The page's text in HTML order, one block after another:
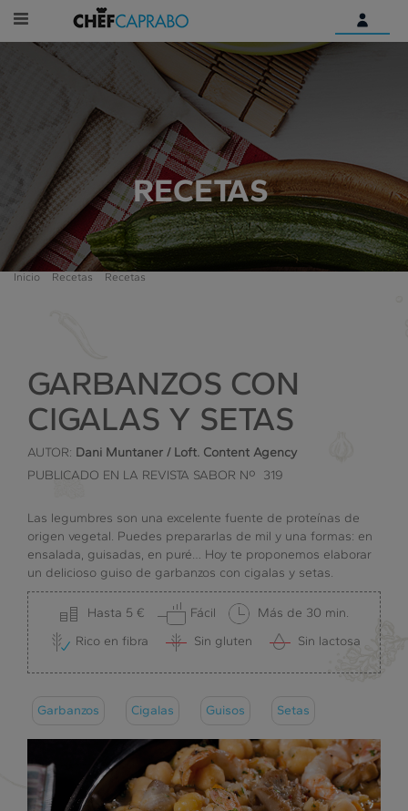
Identifícate
¿Aún no tienes una cuenta
digital?
Empieza aquí
RECETAS
Inicio Recetas Recetas
GARBANZOS CON
CIGALAS Y SETAS
AUTOR: Dani Muntaner / Loft. Content Agency
PUBLICADO EN LA REVISTA SABOR Nº 319
Las legumbres son una excelente fuente de proteínas de
origen vegetal. Puedes prepararlas de mil y una formas: en
ensalada, guisadas, en puré… Hoy te proponemos elaborar
un delicioso guiso de garbanzos con cigalas y setas.
Hasta 5 € Fácil
Más de 30 min.
Rico en fibra
Sin gluten Sin lactosa
Garbanzos Cigalas Guisos Setas